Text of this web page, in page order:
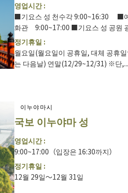
영업시간 :
■기요스 성 천수각 9:00~16:30 ■
화관 9:00~17:00 ■기요스 성 공원
정기휴일 :
월요일(월요일이 공휴일, 대체 공휴
는 다음날) 연말(12/29~12/31) ※단,...
이누야마시
국보 이누야마 성
영업시간 :
9:00~17:00（입장은 16:30까지）
정기휴일 :
12월 29일～12월 31일